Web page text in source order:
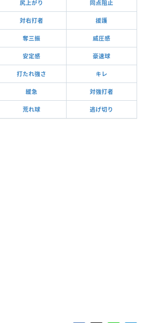
尻上がり 同点阻止
対右打者 援護
奪三振 威圧感
安定感 豪速球
打たれ強さ キレ
緩急 対強打者
荒れ球 逃げ切り